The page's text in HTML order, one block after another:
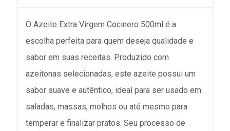
O Azeite Extra Virgem Cocinero 500ml é a
escolha perfeita para quem deseja qualidade e
sabor em suas receitas. Produzido com
azeitonas selecionadas, este azeite possui um
sabor suave e autêntico, ideal para ser usado em
saladas, massas, molhos ou até mesmo para
temperar e finalizar pratos. Seu processo de